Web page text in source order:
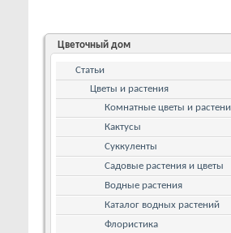
Цветочный дом
Статьи
Цветы и растения
Комнатные цветы и
Кактусы
Суккуленты
Садовые растения и цветы
Водные растения
Каталог водных растений
Флористика